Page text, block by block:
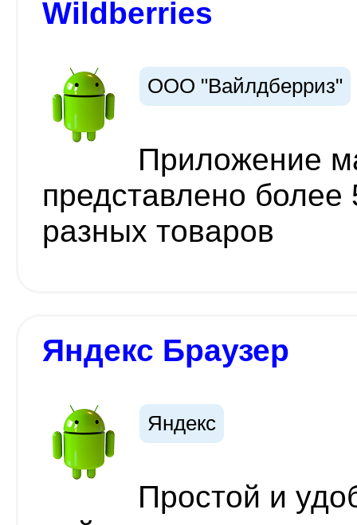
Wildberries
ООО "Вайлдберриз"
Приложение
представлено
разных товаров
Яндекс Браузер
Яндекс
Простой и